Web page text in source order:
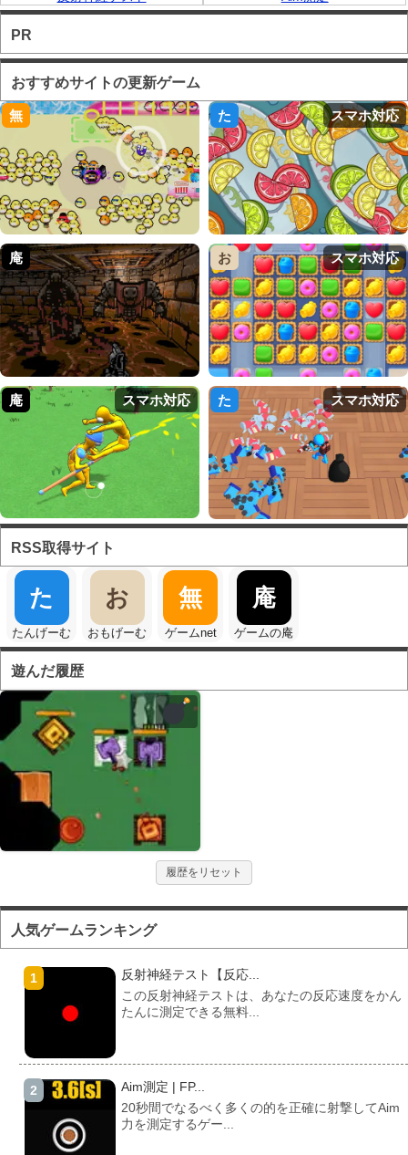
PR
おすすめサイトの更新ゲーム
無 た スマホ対応
庵 お スマホ対応
庵 スマホ対応 た スマホ対応
RSS取得サイト
た
たんげーむ
お
おもげーむ
無
ゲームnet
庵
ゲームの庵
遊んだ履歴
履歴をリセット
人気ゲームランキング
反射神経テスト【反応...
この反射神経テストは、あなたの反応速度をかん
たんに測定できる無料...
Aim測定 | FP...
20秒間でなるべく多くの的を正確に射撃してAim
力を測定するゲー...